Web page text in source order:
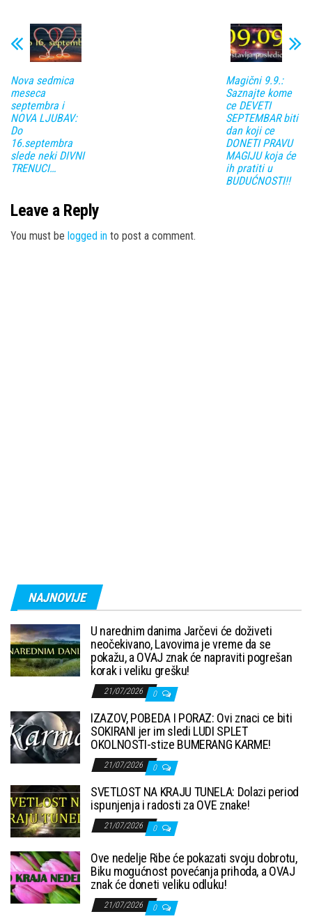
Nova sedmica
meseca
septembra i
NOVA LJUBAV:
Do
16.septembra
slede neki DIVNI
TRENUCI…
Magični 9.9.:
Saznajte kome
ce DEVETI
SEPTEMBAR biti
dan koji ce
DONETI PRAVU
MAGIJU koja će
ih pratiti u
BUDUĆNOSTI!!
Leave a Reply
You must be logged in to post a comment.
NAJNOVIJE
U narednim danima Jarčevi će doživeti
neočekivano, Lavovima je vreme da se
pokažu, a OVAJ znak će napraviti pogrešan
korak i veliku grešku!
21/07/2026 0
IZAZOV, POBEDA I PORAZ: Ovi znaci ce biti
SOKIRANI jer im sledi LUDI SPLET
OKOLNOSTI-stize BUMERANG KARME!
21/07/2026 0
SVETLOST NA KRAJU TUNELA: Dolazi period
ispunjenja i radosti za OVE znake!
21/07/2026 0
Ove nedelje Ribe će pokazati svoju dobrotu,
Biku mogućnost povećanja prihoda, a OVAJ
znak će doneti veliku odluku!
21/07/2026 0